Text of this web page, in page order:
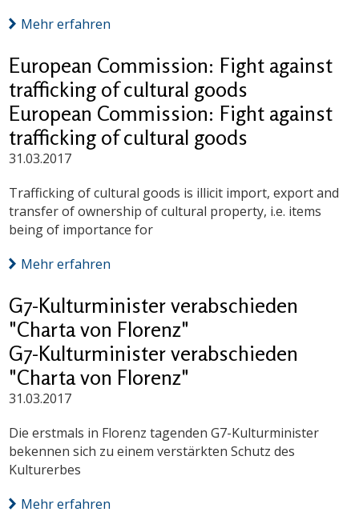
Mehr erfahren
European Commission: Fight against
trafficking of cultural goods
European Commission: Fight against
trafficking of cultural goods
31.03.2017
Trafficking of cultural goods is illicit import, export and
transfer of ownership of cultural property, i.e. items
being of importance for
Mehr erfahren
G7-Kulturminister verabschieden
"Charta von Florenz"
G7-Kulturminister verabschieden
"Charta von Florenz"
31.03.2017
Die erstmals in Florenz tagenden G7-Kulturminister
bekennen sich zu einem verstärkten Schutz des
Kulturerbes
Mehr erfahren